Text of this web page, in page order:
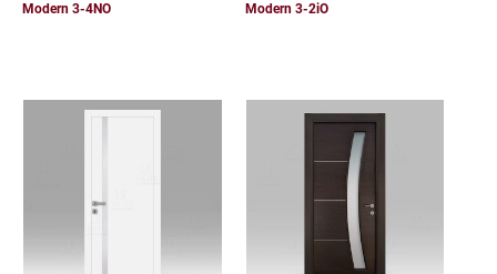
Modern 3-4NO Modern 3-2iO